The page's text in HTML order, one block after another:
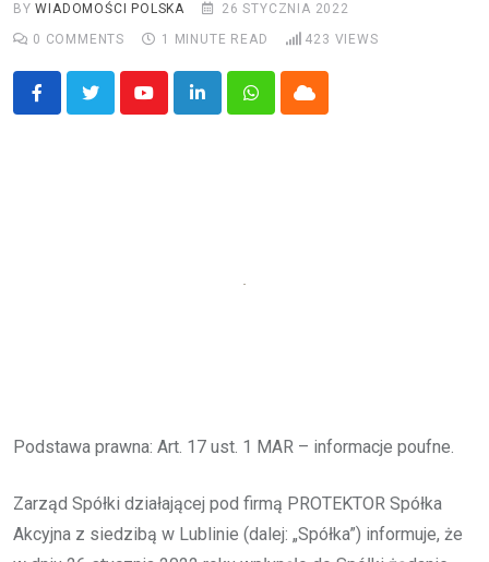
BYWIADOMOŚCI POLSKA
26 STYCZNIA 2022
0 COMMENTS 1 MINUTE READ 423 VIEWS
YoutubeLinkedInWhatsappCloud
Podstawa prawna: Art. 17 ust. 1 MAR – informacje poufne.
Zarząd Spółki działającej pod firmą PROTEKTOR Spółka
Akcyjna z siedzibą w Lublinie (dalej: „Spółka”) informuje, że